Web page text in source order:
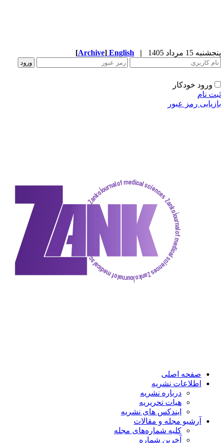
|
English
[Archive
عبور
اصلی
نشریه
درباره نشریه
هیات تحریریه
ایندکس های نشریه
مجله و مقالات
کلیه شماره‌های مجله
آخرین شماره